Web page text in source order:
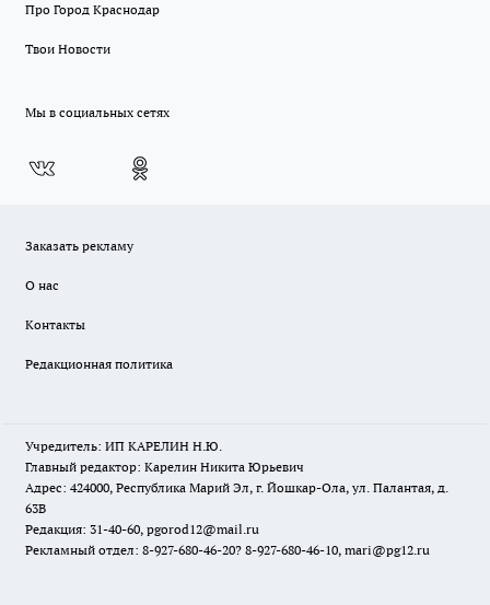
Про Город Краснодар
Твои Новости
Мы в социальных сетях
Заказать рекламу
О нас
Контакты
Редакционная политика
Учредитель: ИП КАРЕЛИН Н.Ю.
Главный редактор: Карелин Никита Юрьевич
Адрес: 424000, Республика Марий Эл, г. Йошкар-Ола, ул. Палантая, д.
63В
Редакция: 31-40-60, pgorod12@mail.ru
Рекламный отдел: 8-927-680-46-20? 8-927-680-46-10, mari@pg12.ru